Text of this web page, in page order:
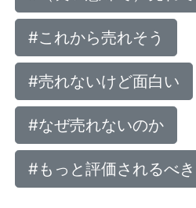
#これから売れそう
#売れないけど面白い
#なぜ売れないのか
#もっと評価されるべき